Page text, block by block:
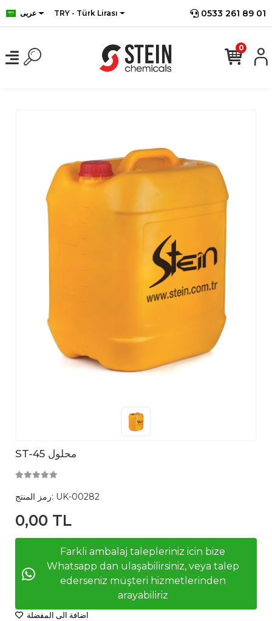
عربى TRY - Türk Lirası 0533 261 89 01
0
ST-45 محلول
رمز المنتج: UK-00282
0,00 TL
Farkli ambalaj talepleriniz icin bize
Whatsapp dan ulaşabilirsiniz, veya talep
ederseniz müşteri hizmetlerinden
arayabiliriz
اضافة الى المفضلة